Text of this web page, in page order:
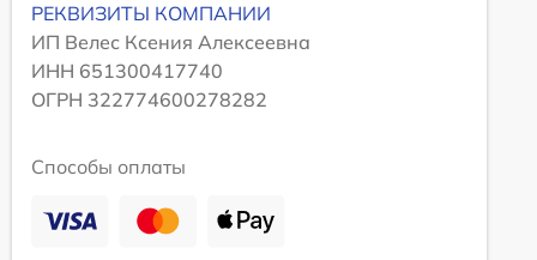
РЕКВИЗИТЫ КОМПАНИИ
ИП Велес Ксения Алексеевна
ИНН 651300417740
ОГРН 322774600278282
Способы оплаты